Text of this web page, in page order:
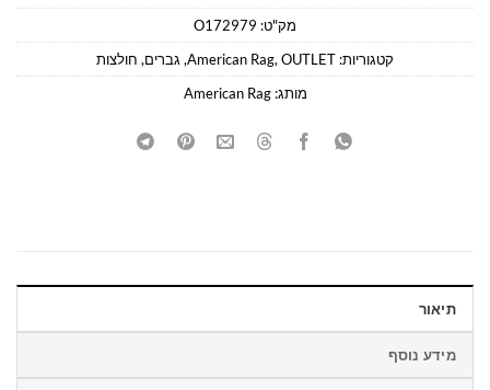
מק"ט: O172979
קטגוריות:
American Rag,OUTLET
, גברים, חולצות
מותג:American Rag
תיאור
מידע נוסף